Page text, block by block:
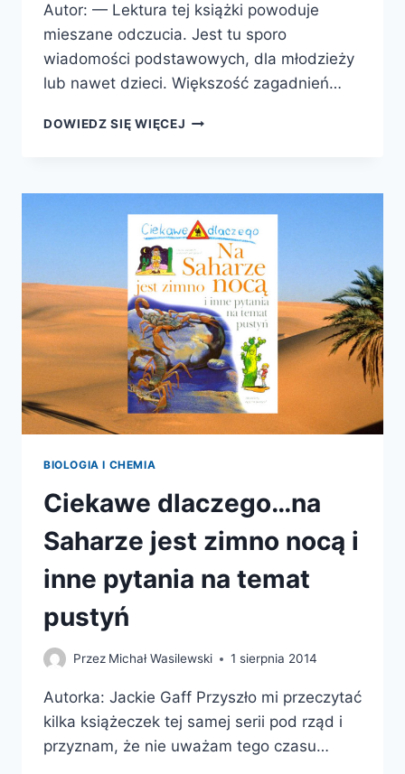
Autor: — Lektura tej książki powoduje
mieszane odczucia. Jest tu sporo
wiadomości podstawowych, dla młodzieży
lub nawet dzieci. Większość zagadnień…
DOWIEDZ SIĘ WIĘCEJ ENCYKLOPEDIA
KRAJOBRAZY
ZIEMI
BIOLOGIA I CHEMIA
Ciekawe dlaczego…na
Saharze jest zimno nocą i
inne pytania na temat
pustyń
Przez Michał Wasilewski 1 sierpnia 2014
Autorka: Jackie Gaff Przyszło mi przeczytać
kilka książeczek tej samej serii pod rząd i
przyznam, że nie uważam tego czasu…